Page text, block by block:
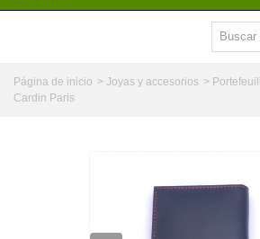
Página de inicio > Joyas y accesorios >
Cardin Paris